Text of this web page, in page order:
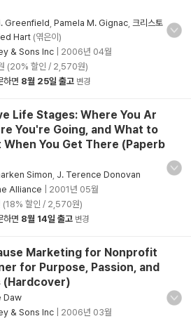
Greenfield Pamela M. Gignac 크리스토
Hart (엮은이)
& Sons Inc
2006년 04월
(20% 할인 / 2,570원)
하면 8월 25일 출고 변경
Life Stages: Where You Ar
You're Going, and What to
When You Get There (Paperb
Simon J. Terence Donovan
Alliance
2001년 05월
(18% 할인 / 2,570원)
하면 8월 14일 출고 변경
Marketing for Nonprofit
for Purpose, Passion, and
(Hardcover)
Daw
& Sons Inc
2006년 03월